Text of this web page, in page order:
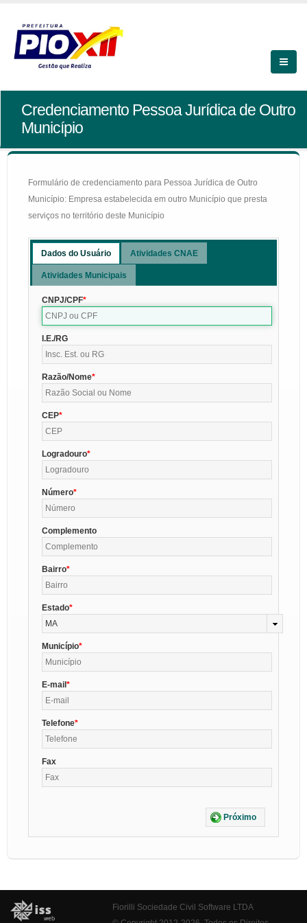
Credenciamento Pessoa Jurídica de Outro
Município
Formulário de credenciamento para Pessoa Jurídica de Outro
Município: Empresa estabelecida em outro Município que presta
serviços no território deste Município
Dados do Usuário Atividades CNAE
Atividades Municipais
CNPJ/CPF
I.E./RG
Razão/Nome
CEP
Logradouro
Número
Complemento
Bairro
Estado
MA
Município
E-mail
Telefone
Fax
Próximo
Fiorilli Sociedade Civil Software LTDA